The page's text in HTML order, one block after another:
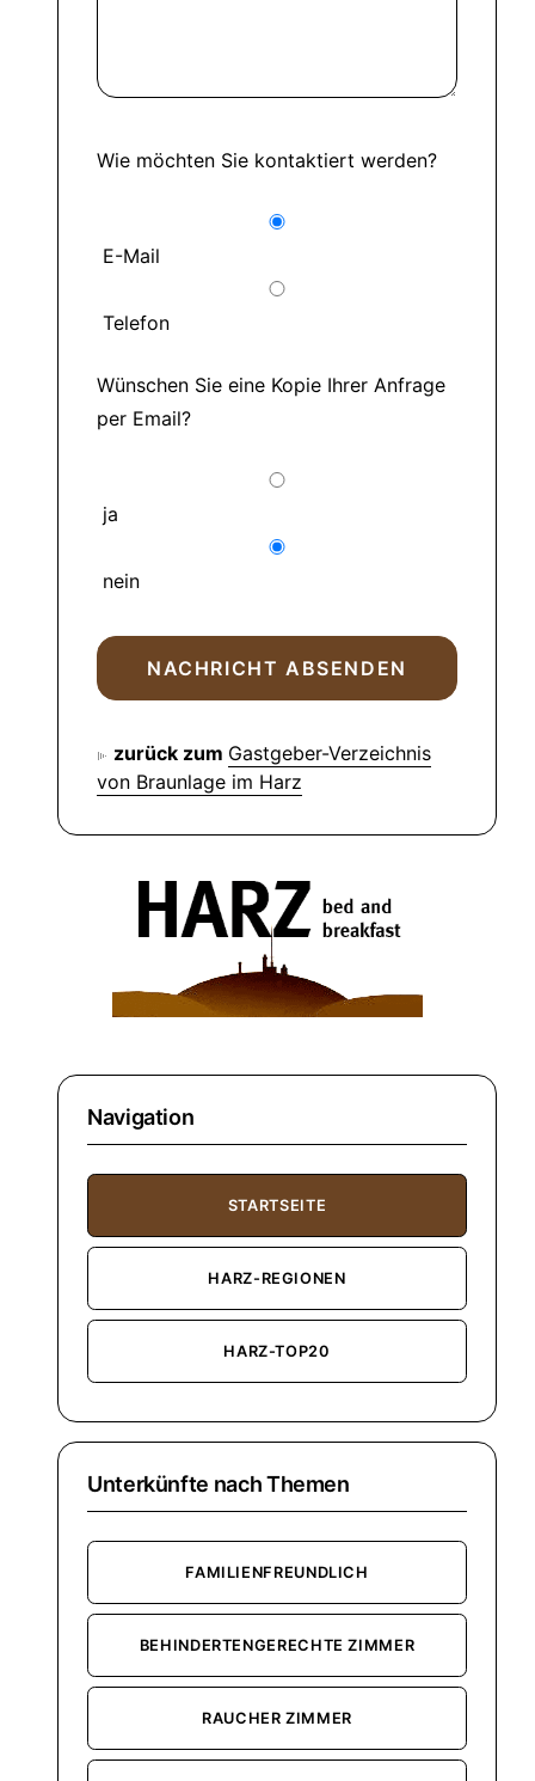
Wie möchten Sie kontaktiert werden?
E-Mail
Telefon
Wünschen Sie eine Kopie Ihrer Anfrage
per Email?
ja
nein
zurück zum Gastgeber-Verzeichnis
von Braunlage im Harz
Navigation
STARTSEITE
HARZ-REGIONEN
HARZ-TOP20
Unterkünfte nach Themen
FAMILIENFREUNDLICH
BEHINDERTENGERECHTE ZIMMER
RAUCHER ZIMMER